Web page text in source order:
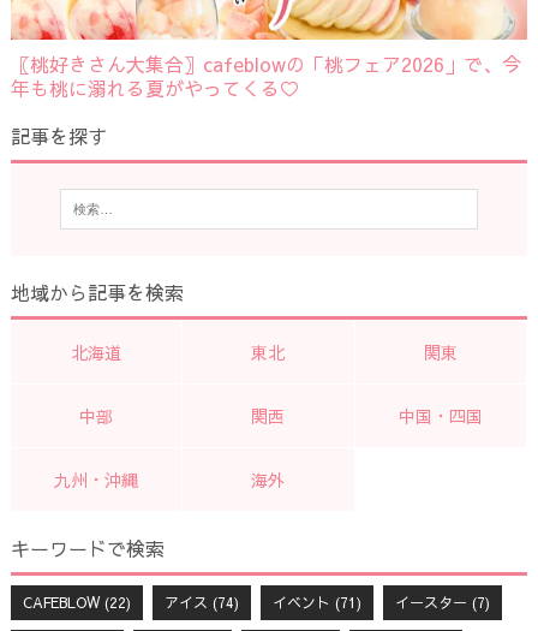
〖桃好きさん大集合〗cafeblowの「桃フェア2026」で、今
年も桃に溺れる夏がやってくる♡
記事を探す
地域から記事を検索
北海道 東北 関東
中部 関西 中国・四国
九州・沖縄 海外
キーワードで検索
CAFEBLOW(22) アイス (74) イベント (71) イースター (7)